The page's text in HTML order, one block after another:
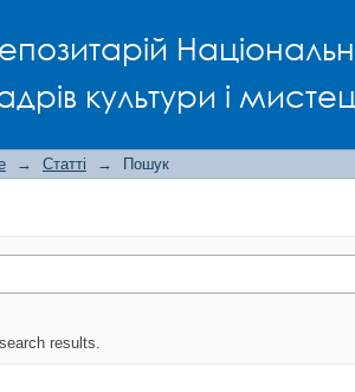
культури і
→ Статті → Пошук
results.